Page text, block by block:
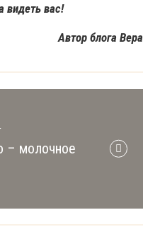
видеть вас!
Автор блога Вера
– молочное